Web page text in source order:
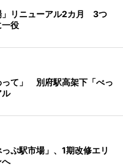
」リニューアル2カ月 3つ
役
って」 別府駅高架下「べっ
ル
ぷ駅市場」、1期改修エリ
へ